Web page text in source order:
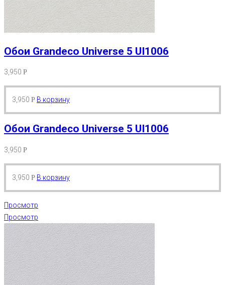
Обои Grandeco Universe 5 UI1006
3,950 Р
3,950 Р В корзину
Обои Grandeco Universe 5 UI1006
3,950 Р
3,950 Р В корзину
Просмотр
Просмотр